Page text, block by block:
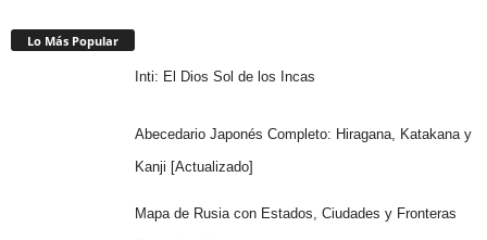
Lo Más Popular
Inti: El Dios Sol de los Incas
Abecedario Japonés Completo: Hiragana, Katakana y
Kanji [Actualizado]
Mapa de Rusia con Estados, Ciudades y Fronteras